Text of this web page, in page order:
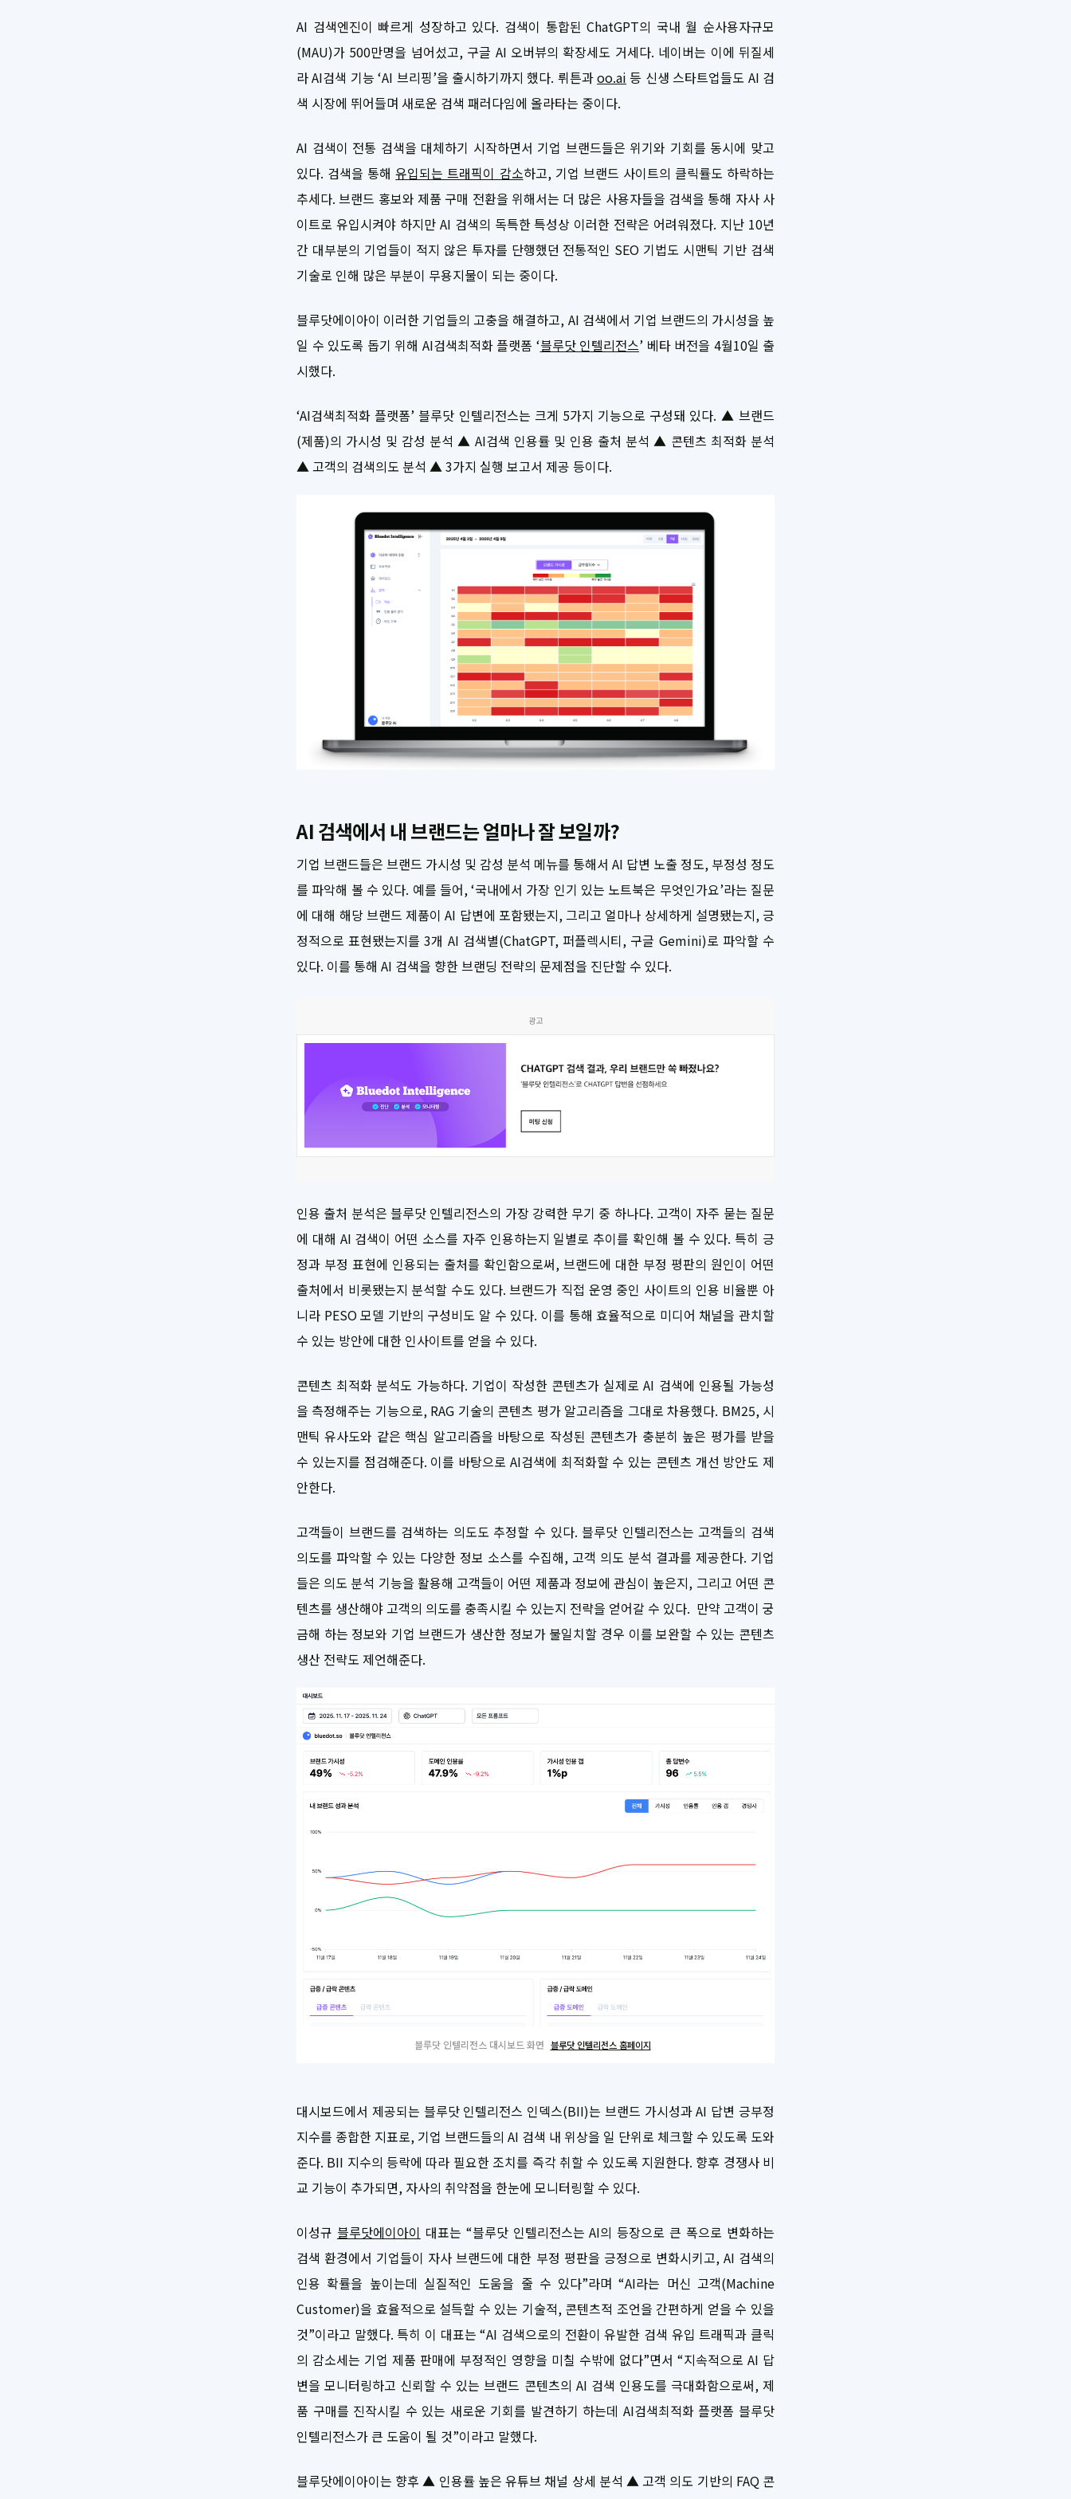
AI 검색엔진이 빠르게 성장하고 있다. 검색이 통합된 ChatGPT의 국내 월 순사용자규모
(MAU)가 500만명을 넘어섰고, 구글 AI 오버뷰의 확장세도 거세다. 네이버는 이에 뒤질세
라 AI검색 기능 ‘AI 브리핑’을 출시하기까지 했다. 뤼튼과oo.ai 등 신생 스타트업들도 AI 검
색 시장에 뛰어들며 새로운 검색 패러다임에 올라타는 중이다.
AI 검색이 전통 검색을 대체하기 시작하면서 기업 브랜드들은 위기와 기회를 동시에 맞고
있다. 검색을 통해유입되는 트래픽이 감소하고, 기업 브랜드 사이트의 클릭률도 하락하는
추세다. 브랜드 홍보와 제품 구매 전환을 위해서는 더 많은 사용자들을 검색을 통해 자사 사
이트로 유입시켜야 하지만 AI 검색의 독특한 특성상 이러한 전략은 어려워졌다. 지난 10년
간 대부분의 기업들이 적지 않은 투자를 단행했던 전통적인 SEO 기법도 시맨틱 기반 검색
기술로 인해 많은 부분이 무용지물이 되는 중이다.
블루닷에이아이 이러한 기업들의 고충을 해결하고, AI 검색에서 기업 브랜드의 가시성을 높
일 수 있도록 돕기 위해 AI검색최적화 플랫폼 ‘블루닷 인텔리전스’ 베타 버전을 4월10일 출
시했다.
‘AI검색최적화 플랫폼’ 블루닷 인텔리전스는 크게 5가지 기능으로 구성돼 있다. ▲ 브랜드
(제품)의 가시성 및 감성 분석 ▲ AI검색 인용률 및 인용 출처 분석 ▲ 콘텐츠 최적화 분석
▲ 고객의 검색의도 분석 ▲ 3가지 실행 보고서 제공 등이다.
AI 검색에서 내 브랜드는 얼마나 잘 보일까?
기업 브랜드들은 브랜드 가시성 및 감성 분석 메뉴를 통해서 AI 답변 노출 정도, 부정성 정도
를 파악해 볼 수 있다. 예를 들어, ‘국내에서 가장 인기 있는 노트북은 무엇인가요’라는 질문
에 대해 해당 브랜드 제품이 AI 답변에 포함됐는지, 그리고 얼마나 상세하게 설명됐는지, 긍
정적으로 표현됐는지를 3개 AI 검색별(ChatGPT, 퍼플렉시티, 구글 Gemini)로 파악할 수
있다. 이를 통해 AI 검색을 향한 브랜딩 전략의 문제점을 진단할 수 있다.
광고
인용 출처 분석은 블루닷 인텔리전스의 가장 강력한 무기 중 하나다. 고객이 자주 묻는 질문
에 대해 AI 검색이 어떤 소스를 자주 인용하는지 일별로 추이를 확인해 볼 수 있다. 특히 긍
정과 부정 표현에 인용되는 출처를 확인함으로써, 브랜드에 대한 부정 평판의 원인이 어떤
출처에서 비롯됐는지 분석할 수도 있다. 브랜드가 직접 운영 중인 사이트의 인용 비율뿐 아
니라 PESO 모델 기반의 구성비도 알 수 있다. 이를 통해 효율적으로 미디어 채널을 관치할
수 있는 방안에 대한 인사이트를 얻을 수 있다.
콘텐츠 최적화 분석도 가능하다. 기업이 작성한 콘텐츠가 실제로 AI 검색에 인용될 가능성
을 측정해주는 기능으로, RAG 기술의 콘텐츠 평가 알고리즘을 그대로 차용했다. BM25, 시
맨틱 유사도와 같은 핵심 알고리즘을 바탕으로 작성된 콘텐츠가 충분히 높은 평가를 받을
수 있는지를 점검해준다. 이를 바탕으로 AI검색에 최적화할 수 있는 콘텐츠 개선 방안도 제
안한다.
고객들이 브랜드를 검색하는 의도도 추정할 수 있다. 블루닷 인텔리전스는 고객들의 검색
의도를 파악할 수 있는 다양한 정보 소스를 수집해, 고객 의도 분석 결과를 제공한다. 기업
들은 의도 분석 기능을 활용해 고객들이 어떤 제품과 정보에 관심이 높은지, 그리고 어떤 콘
텐츠를 생산해야 고객의 의도를 충족시킬 수 있는지 전략을 얻어갈 수 있다. 만약 고객이 궁
금해 하는 정보와 기업 브랜드가 생산한 정보가 불일치할 경우 이를 보완할 수 있는 콘텐츠
생산 전략도 제언해준다.
블루닷 인텔리전스 대시보드 화면 블루닷 인텔리전스 홈페이지
대시보드에서 제공되는 블루닷 인텔리전스 인덱스(BII)는 브랜드 가시성과 AI 답변 긍부정
지수를 종합한 지표로, 기업 브랜드들의 AI 검색 내 위상을 일 단위로 체크할 수 있도록 도와
준다. BII 지수의 등락에 따라 필요한 조치를 즉각 취할 수 있도록 지원한다. 향후 경쟁사 비
교 기능이 추가되면, 자사의 취약점을 한눈에 모니터링할 수 있다.
이성규 블루닷에이아이 대표는 “블루닷 인텔리전스는 AI의 등장으로 큰 폭으로 변화하는
검색 환경에서 기업들이 자사 브랜드에 대한 부정 평판을 긍정으로 변화시키고, AI 검색의
인용 확률을 높이는데 실질적인 도움을 줄 수 있다”라며 “AI라는 머신 고객(Machine
Customer)을 효율적으로 설득할 수 있는 기술적, 콘텐츠적 조언을 간편하게 얻을 수 있을
것”이라고 말했다. 특히 이 대표는 “AI 검색으로의 전환이 유발한 검색 유입 트래픽과 클릭
의 감소세는 기업 제품 판매에 부정적인 영향을 미칠 수밖에 없다”면서 “지속적으로 AI 답
변을 모니터링하고 신뢰할 수 있는 브랜드 콘텐츠의 AI 검색 인용도를 극대화함으로써, 제
품 구매를 진작시킬 수 있는 새로운 기회를 발견하기 하는데 AI검색최적화 플랫폼 블루닷
인텔리전스가 큰 도움이 될 것”이라고 말했다.
블루닷에이아이는 향후 ▲ 인용률 높은 유튜브 채널 상세 분석 ▲ 고객 의도 기반의 FAQ 콘